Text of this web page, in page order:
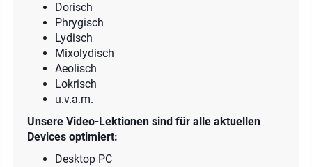
Dorisch
Phrygisch
Lydisch
Mixolydisch
Aeolisch
Lokrisch
u.v.a.m.
Unsere Video-Lektionen sind für alle aktuellen
Devices optimiert:
Desktop PC